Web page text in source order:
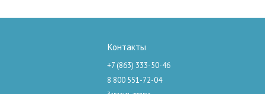
Контакты
+7 (863) 333-50-46
8 800 551-72-04